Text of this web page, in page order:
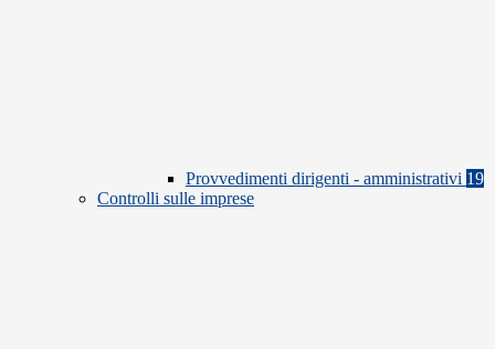
Provvedimenti dirigenti - amministrativi 19
Controlli sulle imprese